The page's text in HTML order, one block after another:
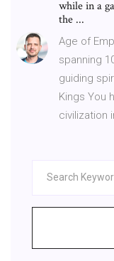
while in a
the ...
Age of
spanning
guiding
Kings You
civilization